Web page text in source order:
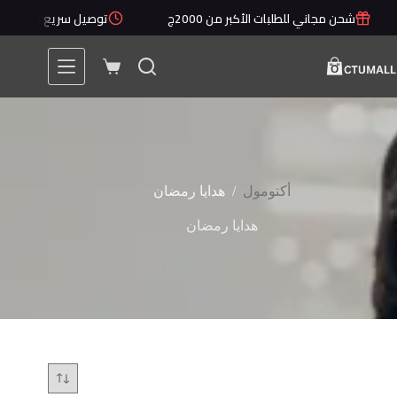
التجاوزشحن مجاني للطلبات الأكبر من 2000ج توصيل سريع خلال 1 - 5 أيام
عربة
أكتومول / هدايا رمضان
هدايا رمضان